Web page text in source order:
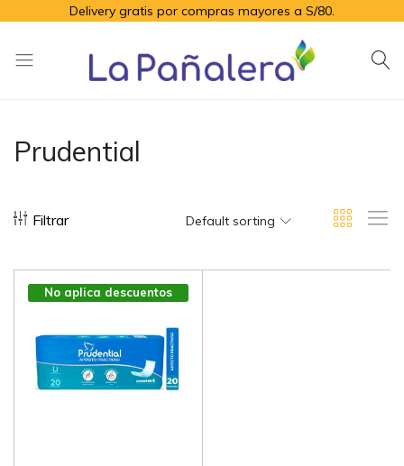
Delivery gratis por compras mayores a S/80.
para
Prudential
Filtrar Default sorting
No aplica descuentos